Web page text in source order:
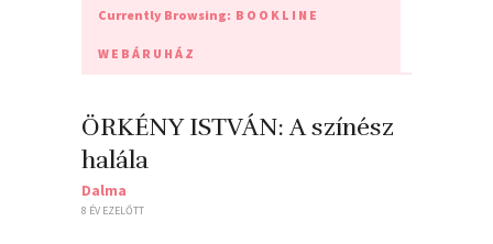
Currently Browsing: BOOKLINE
WEBÁRUHÁZ
ÖRKÉNY ISTVÁN: A színész
halála
Dalma
8 ÉV EZELŐTT